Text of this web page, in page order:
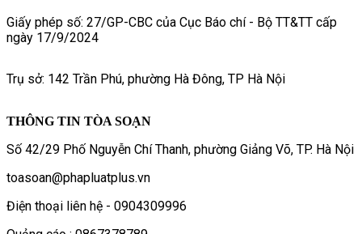
Giấy phép số: 27/GP-CBC của Cục Báo chí - Bộ TT&TT cấp
ngày 17/9/2024
Trụ sở: 142 Trần Phú, phường Hà Đông, TP Hà Nội
THÔNG TIN TÒA SOẠN
Số 42/29 Phố Nguyễn Chí Thanh, phường Giảng Võ, TP. Hà Nội
toasoan@phapluatplus.vn
Điện thoại liên hệ - 0904309996